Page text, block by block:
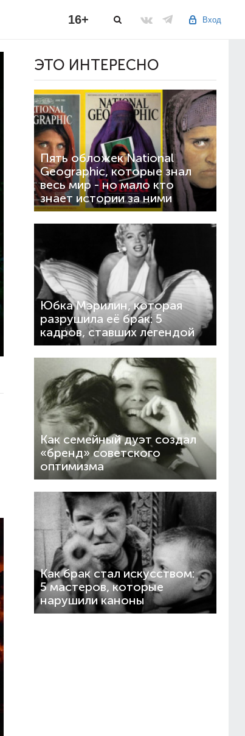
Вход
16+
ЭТО ИНТЕРЕСНО
Пять обложек National
Geographic, которые знал
весь мир - но мало кто
знает истории за ними
Юбка Мэрилин, которая
разрушила её брак: 5
кадров, ставших легендой
Как семейный дуэт создал
«бренд» советского
оптимизма
Как брак стал искусством:
5 мастеров, которые
нарушили каноны